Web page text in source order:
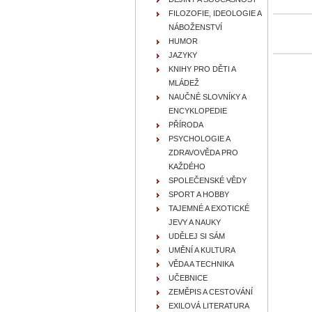
FILOZOFIE, IDEOLOGIE A
NÁBOŽENSTVÍ
HUMOR
JAZYKY
KNIHY PRO DĚTI A
MLÁDEŽ
NAUČNÉ SLOVNÍKY A
ENCYKLOPEDIE
PŘÍRODA
PSYCHOLOGIE A
ZDRAVOVĚDA PRO
KAŽDÉHO
SPOLEČENSKÉ VĚDY
SPORT A HOBBY
TAJEMNÉ A EXOTICKÉ
JEVY A NAUKY
UDĚLEJ SI SÁM
UMĚNÍ A KULTURA
VĚDA A TECHNIKA
UČEBNICE
ZEMĚPIS A CESTOVÁNÍ
EXILOVÁ LITERATURA